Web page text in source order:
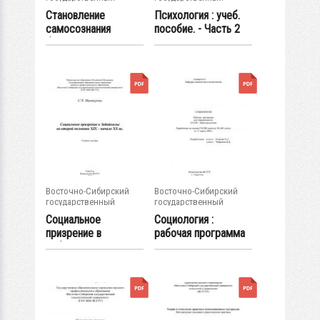
университет...
Становление
самосознания
будущего
университет...
Психология : учеб.
пособие. - Часть 2
Восточно-Сибирский
государственный
университет...
Социальное
призрение в
Забайкалье во
Восточно-Сибирский
государственный
университет...
Социология :
рабочая программа
для специальности...